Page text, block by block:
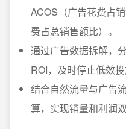
ACOS（广告花费占
费占总销售额比）。
通过广告数据拆解，
ROI，及时停止低效投
结合自然流量与广告
算，实现销量和利润双